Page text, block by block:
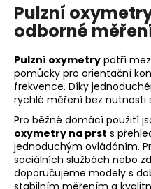
Pulzní
odborné
Pulzní oxymetry patří
pomůcky pro orientační
frekvence. Díky
rychlé měření bez nutnosti
Pro běžné domácí použití
oxymetry na prst s
jednoduchým ovládáním.
sociálních službách nebo
doporučujeme modely s